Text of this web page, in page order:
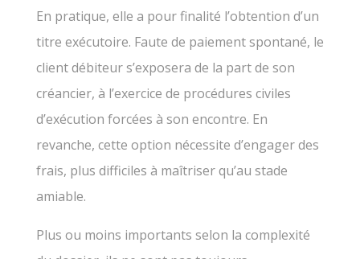
En pratique, elle a pour finalité l’obtention d’un
titre exécutoire. Faute de paiement spontané, le
client débiteur s’exposera de la part de son
créancier, à l’exercice de procédures civiles
d’exécution forcées à son encontre. En
revanche, cette option nécessite d’engager des
frais, plus difficiles à maîtriser qu’au stade
amiable.
Plus ou moins importants selon la complexité